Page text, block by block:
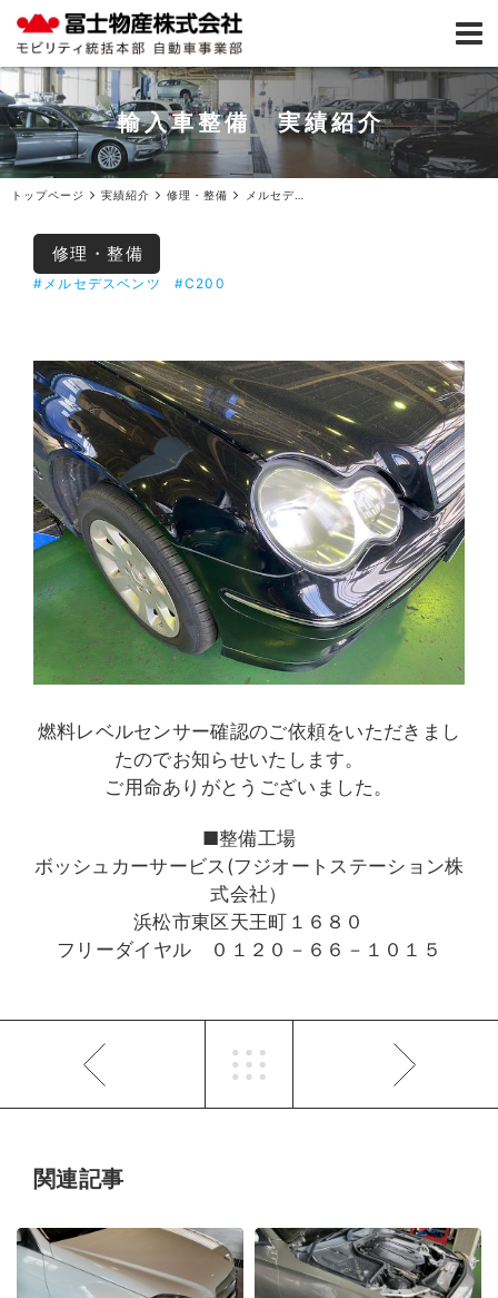
輸入車整備 実績紹介
トップページ 実績紹介 修理・整備 メルセデスベンツC200エンジンマウント交換ご入庫
修理・整備
#メルセデスベンツ #C200
燃料レベルセンサー確認のご依頼をいただきまし
たのでお知らせいたします。
ご用命ありがとうございました。
■整備工場
ボッシュカーサービス(フジオートステーション株
式会社）
浜松市東区天王町１６８０
フリーダイヤル ０１２０－６６－１０１５
関連記事